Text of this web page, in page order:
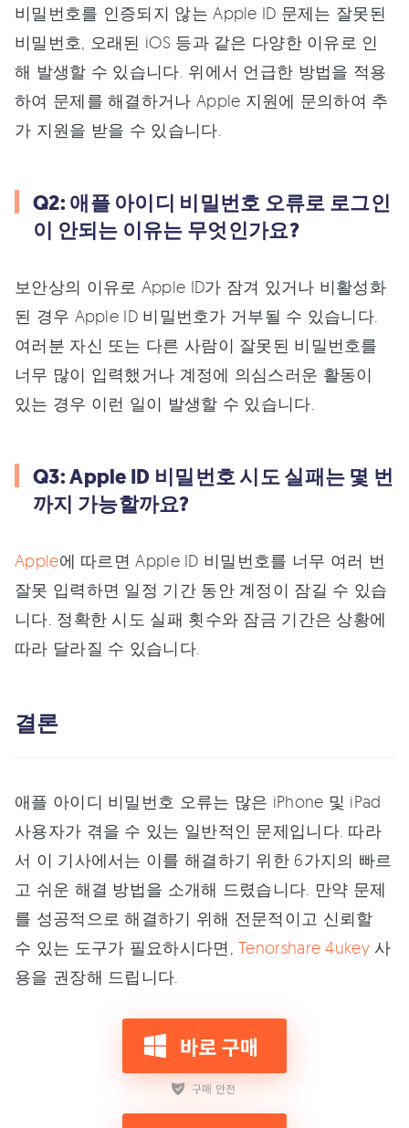
비밀번호를 인증되지 않는 Apple ID 문제는 잘못된
비밀번호, 오래된 iOS 등과 같은 다양한 이유로 인
해 발생할 수 있습니다. 위에서 언급한 방법을 적용
하여 문제를 해결하거나 Apple 지원에 문의하여 추
가 지원을 받을 수 있습니다.
Q2: 애플 아이디 비밀번호 오류로 로그인
이 안되는 이유는 무엇인가요?
보안상의 이유로 Apple ID가 잠겨 있거나 비활성화
된 경우 Apple ID 비밀번호가 거부될 수 있습니다.
여러분 자신 또는 다른 사람이 잘못된 비밀번호를
너무 많이 입력했거나 계정에 의심스러운 활동이
있는 경우 이런 일이 발생할 수 있습니다.
Q3: Apple ID 비밀번호 시도 실패는 몇 번
까지 가능할까요?
Apple에 따르면 Apple ID 비밀번호를 너무 여러 번
잘못 입력하면 일정 기간 동안 계정이 잠길 수 있습
니다. 정확한 시도 실패 횟수와 잠금 기간은 상황에
따라 달라질 수 있습니다.
결론
애플 아이디 비밀번호 오류는 많은 iPhone 및 iPad
사용자가 겪을 수 있는 일반적인 문제입니다. 따라
서 이 기사에서는 이를 해결하기 위한 6가지의 빠르
고 쉬운 해결 방법을 소개해 드렸습니다. 만약 문제
를 성공적으로 해결하기 위해 전문적이고 신뢰할
수 있는 도구가 필요하시다면,Tenorshare 4ukey사
용을 권장해 드립니다.